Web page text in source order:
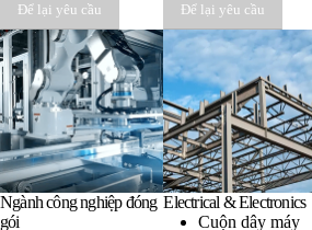
Để lại yêu cầu Để lại yêu cầu
Ngành công nghiệp đóng
gói
Electrical & Electronics
Cuộn dây máy